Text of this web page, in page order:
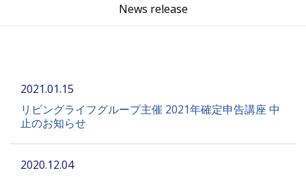
News release
2021.01.15
リビングライフグループ主催 2021年確定申告講座 中
止のお知らせ
2020.12.04